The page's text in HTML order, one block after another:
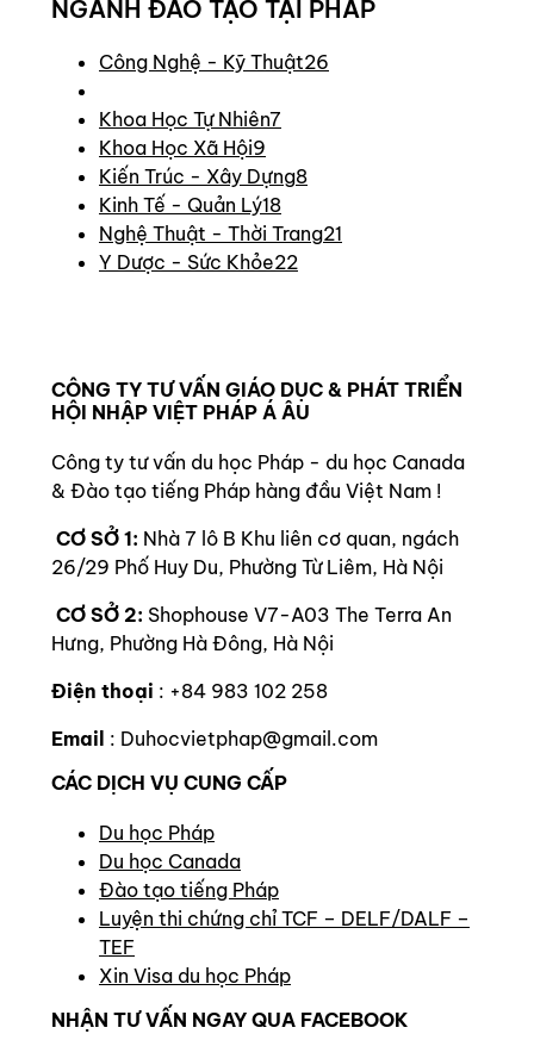
NGÀNH ĐÀO TẠO TẠI PHÁP
Công Nghệ - Kỹ Thuật26
Khoa Học Tự Nhiên7
Khoa Học Xã Hội9
Kiến Trúc - Xây Dựng8
Kinh Tế - Quản Lý18
Nghệ Thuật - Thời Trang21
Y Dược - Sức Khỏe22
CÔNG TY TƯ VẤN GIÁO DỤC & PHÁT TRIỂN
HỘI NHẬP VIỆT PHÁP Á ÂU
Công ty tư vấn du học Pháp - du học Canada
& Đào tạo tiếng Pháp hàng đầu Việt Nam !
CƠ SỞ 1: Nhà 7 lô B Khu liên cơ quan, ngách
26/29 Phố Huy Du, Phường Từ Liêm, Hà Nội
CƠ SỞ 2: Shophouse V7-A03 The Terra An
Hưng, Phường Hà Đông, Hà Nội
Điện thoại : +84 983 102 258
Email : Duhocvietphap@gmail.com
CÁC DỊCH VỤ CUNG CẤP
Du học Pháp
Du học Canada
Đào tạo tiếng Pháp
Luyện thi chứng chỉ TCF – DELF/DALF –
TEF
Xin Visa du học Pháp
NHẬN TƯ VẤN NGAY QUA FACEBOOK